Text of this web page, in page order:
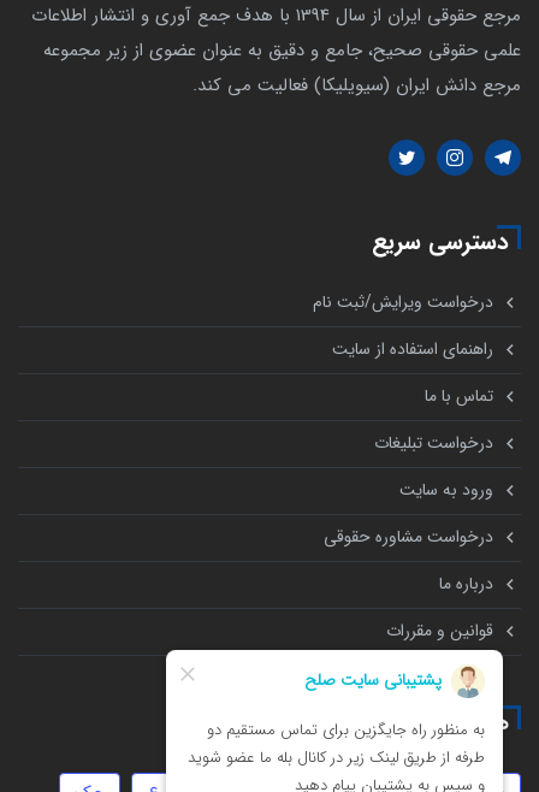
مرجع حقوقی ایران از سال 1394 با هدف جمع آوری و انتشار اطلاعات
علمی حقوقی صحیح، جامع و دقیق به عنوان عضوی از زیر مجموعه
مرجع دانش ایران (سیویلیکا) فعالیت می کند.
دسترسی سریع
درخواست ویرایش/ثبت نام
راهنمای استفاده از سایت
تماس با ما
درخواست تبلیغات
ورود به سایت
درخواست مشاوره حقوقی
درباره ما
قوانین و مقررات
همه چیز درباره